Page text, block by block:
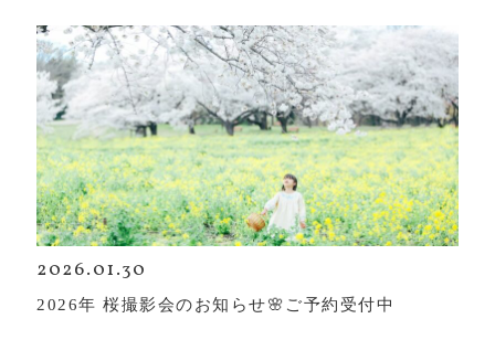
2026.01.30
2026年 桜撮影会のお知らせ🌸ご予約受付中